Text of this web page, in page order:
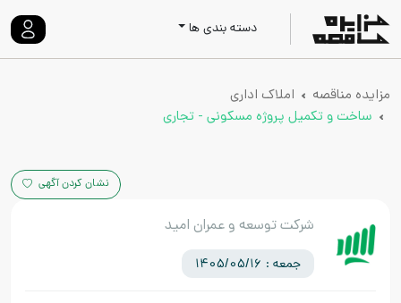
دسته بندی ها
مزایده مناقصه
املاک اداری
ساخت و تکمیل پروژه مسکونی - تجاری
نشان کردن آگهی
شرکت توسعه و عمران امید
جمعه : 1405/05/16